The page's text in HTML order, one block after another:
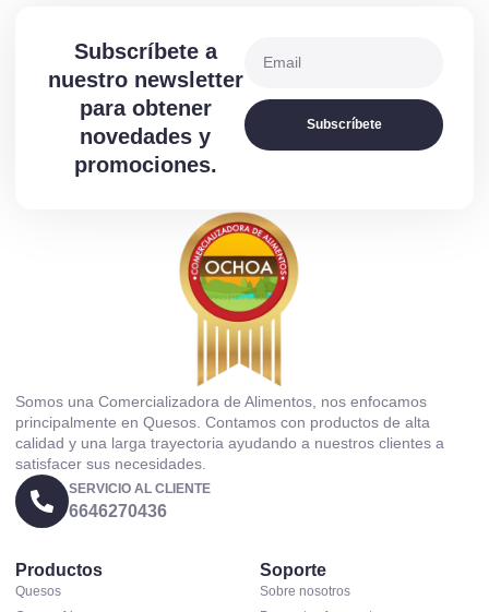
Subscríbete a
nuestro newsletter
para obtener
novedades y
promociones.
Subscríbete
Somos una Comercializadora de Alimentos, nos enfocamos
principalmente en Quesos. Contamos con productos de alta
calidad y una larga trayectoria ayudando a nuestros clientes a
satisfacer sus necesidades.
SERVICIO AL CLIENTE
6646270436
Productos
Quesos
Soporte
Sobre nosotros